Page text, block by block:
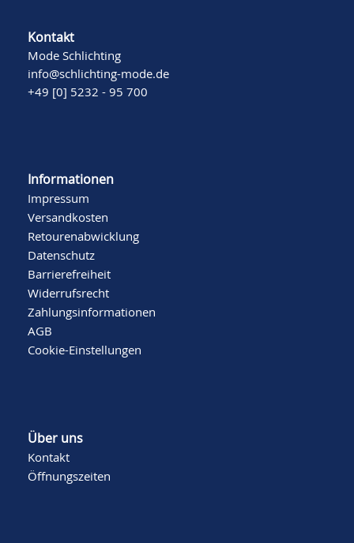
Kontakt
Mode Schlichting
info@schlichting-mode.de
+49 [0] 5232 - 95 700
Informationen
Impressum
Versandkosten
Retourenabwicklung
Datenschutz
Barrierefreiheit
Widerrufsrecht
Zahlungsinformationen
AGB
Cookie-Einstellungen
Über uns
Kontakt
Öffnungszeiten